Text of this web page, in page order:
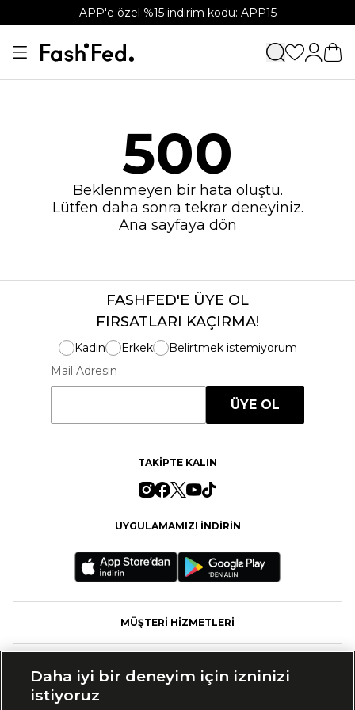
APP'e özel %15 indirim kodu: APP15
500
Beklenmeyen bir hata oluştu.
Lütfen daha sonra tekrar deneyiniz.
Ana sayfaya dön
FASHFED'E ÜYE OL
FIRSATLARI KAÇIRMA!
Kadın Erkek
Belirtmek istemiyorum
Mail Adresin
ÜYE OL
TAKİPTE KALIN
UYGULAMAMIZI İNDİRİN
MÜŞTERİ HİZMETLERİ
Daha iyi bir deneyim için izninizi
istiyoruz